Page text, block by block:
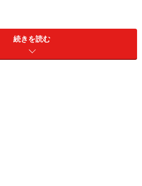
は下の子が産まれてから非正規雇
続きを読む